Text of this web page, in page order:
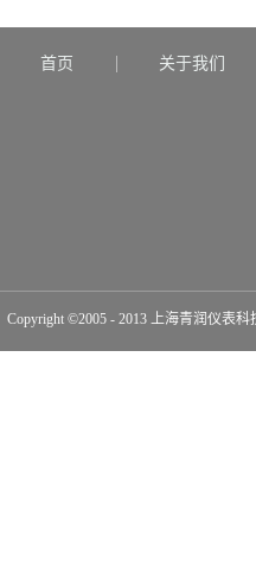
首页 关于我们
Copyright ©2005 - 2013 上海青润仪表科